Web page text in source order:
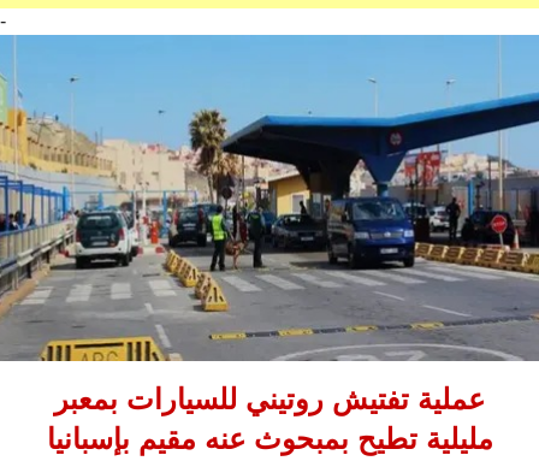
-
عملية تفتيش روتيني للسيارات بمعبر
مليلية تطيح بمبحوث عنه مقيم بإسبانيا